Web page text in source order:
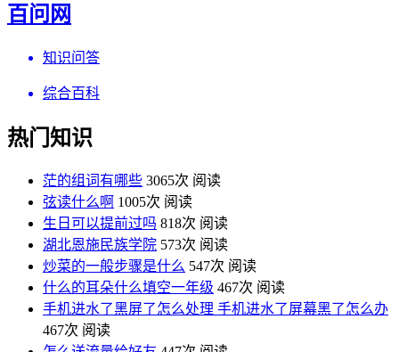
百问网
知识问答
综合百科
热门知识
茫的组词有哪些 3065次 阅读
弦读什么啊 1005次 阅读
生日可以提前过吗 818次 阅读
湖北恩施民族学院 573次 阅读
炒菜的一般步骤是什么 547次 阅读
什么的耳朵什么填空一年级 467次 阅读
手机进水了黑屏了怎么处理 手机进水了屏幕黑了怎么办
467次 阅读